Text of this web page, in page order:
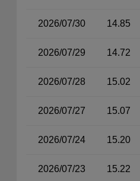
2026/07/30 14.85
2026/07/29 14.72
2026/07/28 15.02
2026/07/27 15.07
2026/07/24 15.20
2026/07/23 15.22